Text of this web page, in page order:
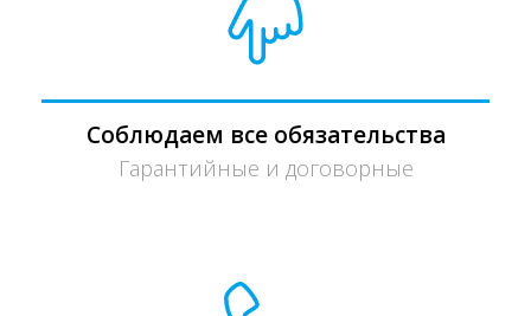
Соблюдаем все обязательства
Гарантийные и договорные